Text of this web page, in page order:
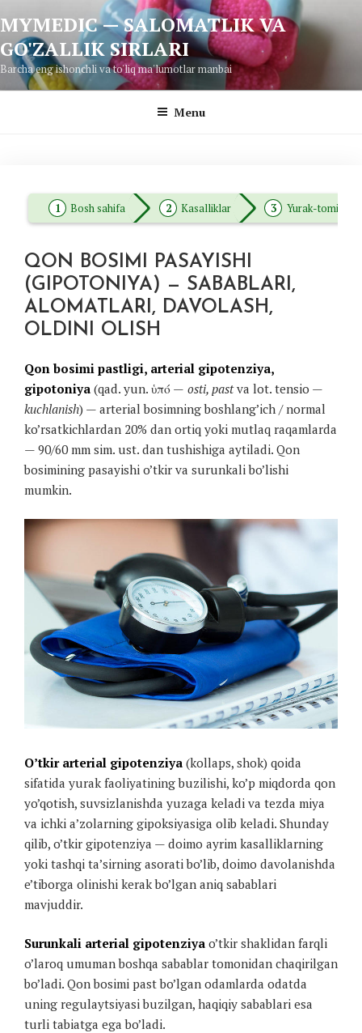
to
content
MYMEDIC — SALOMATLIK VA
GO'ZALLIK SIRLARI
Barcha eng ishonchli va to'liq ma'lumotlar manbai
Menu
Bosh sahifa Kasalliklar Yurak-tomir
QON BOSIMI PASAYISHI
(GIPOTONIYA) — SABABLARI,
ALOMATLARI, DAVOLASH,
OLDINI OLISH
Qon bosimi pastligi, arterial gipotenziya,
gipotoniya (qad. yun. ὑπό — osti, pastva lot. tensio —
kuchlanish) — arterial bosimning boshlang’ich / normal
ko’rsatkichlardan 20% dan ortiq yoki mutlaq raqamlarda
— 90/60 mm sim. ust. dan tushishiga aytiladi. Qon
bosimining pasayishi o’tkir va surunkali bo’lishi
mumkin.
O’tkir arterial gipotenziya (kollaps, shok) qoida
sifatida yurak faoliyatining buzilishi, ko’p miqdorda qon
yo’qotish, suvsizlanishda yuzaga keladi va tezda miya
va ichki a’zolarning gipoksiyasiga olib keladi. Shunday
qilib, o’tkir gipotenziya — doimo ayrim kasalliklarning
yoki tashqi ta’sirning asorati bo’lib, doimo davolanishda
e’tiborga olinishi kerak bo’lgan aniq sabablari
mavjuddir.
Surunkali arterial gipotenziya o’tkir shaklidan farqli
o’laroq umuman boshqa sabablar tomonidan chaqirilgan
bo’ladi. Qon bosimi past bo’lgan odamlarda odatda
uning regulaytsiyasi buzilgan, haqiqiy sabablari esa
turli tabiatga ega bo’ladi.